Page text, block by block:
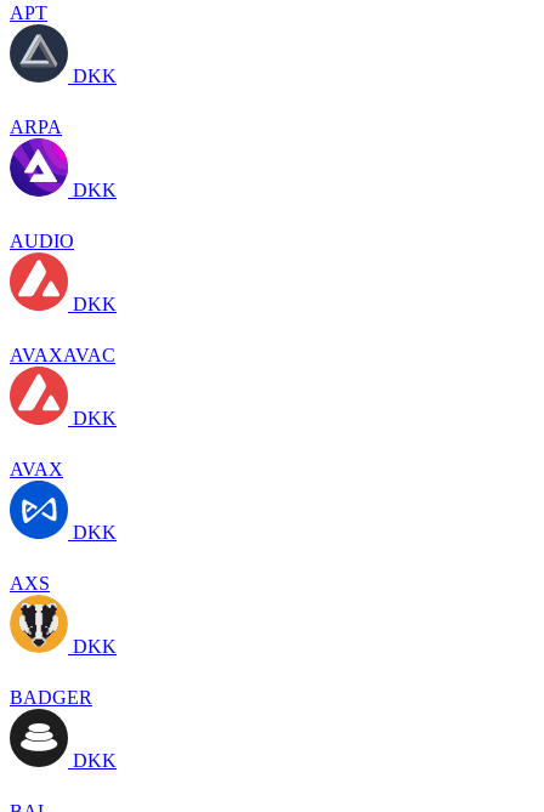
APT
DKK
ARPA
DKK
AUDIO
DKK
AVAXAVAC
DKK
AVAX
DKK
AXS
DKK
BADGER
DKK